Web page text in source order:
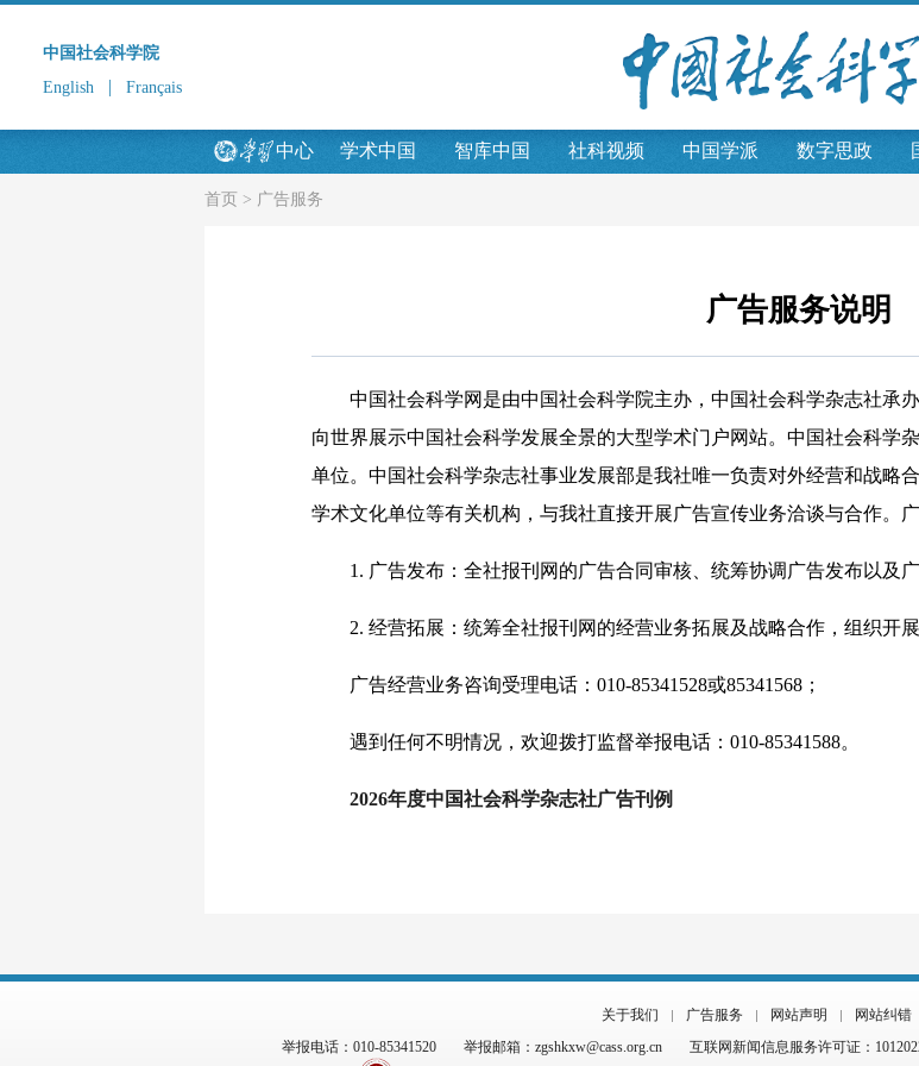
中国社会科学院
English
| Français
中心 学术中国 智库中国 社科视频 中国学派 数字思政
首页 > 广告服务
广告服务说明
中国社会科学网是由中国社会科学院主办，中国社会科学杂志社承办
向世界展示中国社会科学发展全景的大型学术门户网站。中国社会科学
单位。中国社会科学杂志社事业发展部是我社唯一负责对外经营和战略
学术文化单位等有关机构，与我社直接开展广告宣传业务洽谈与合作。
1. 广告发布：全社报刊网的广告合同审核、统筹协调广告发布以及广
2. 经营拓展：统筹全社报刊网的经营业务拓展及战略合作，组织开展
广告经营业务咨询受理电话：010-85341528或85341568；
遇到任何不明情况，欢迎拨打监督举报电话：010-85341588。
2026年度中国社会科学杂志社广告刊例
关于我们 广告服务 网站声明 网站纠错
举报电话：010-85341520
举报邮箱：zgshkxw@cass.org.cn 互联网新闻信息服务许可证：